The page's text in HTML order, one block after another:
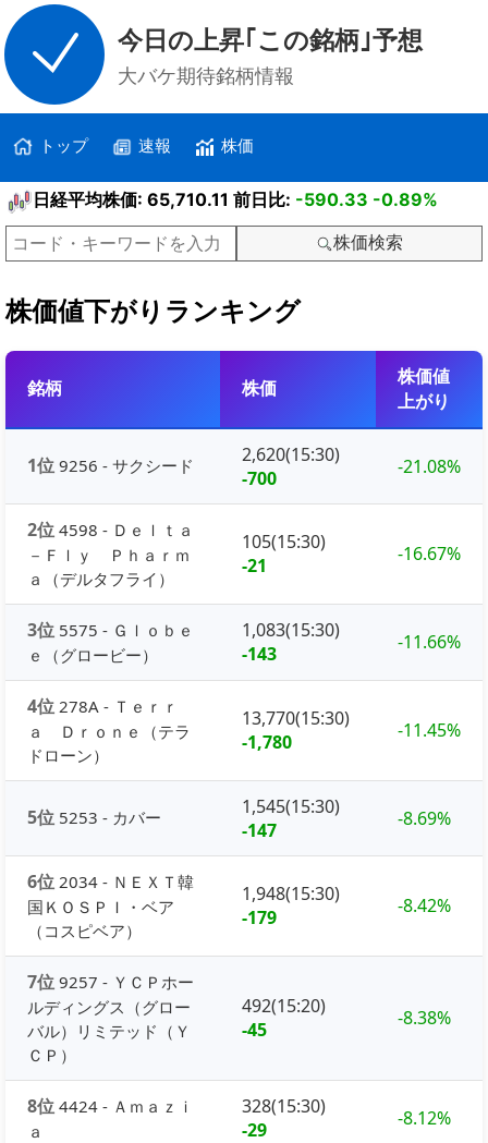
今日の上昇｢この銘柄｣予想
大バケ期待銘柄情報
トップ 速報 株価
日経平均株価: 65,710.11 前日比: -590.33 -0.89%
株価検索
株価値下がりランキング
銘柄 株価
株価値
上がり
1位 9256 - サクシード
2,620(15:30)
-700
-21.08%
2位 4598 - Ｄｅｌｔａ
－Ｆｌｙ Ｐｈａｒｍ
ａ（デルタフライ）
105(15:30)
-21
-16.67%
3位 5575 - Ｇｌｏｂｅ
ｅ（グロービー）
1,083(15:30)
-143
-11.66%
4位 278A - Ｔｅｒｒ
ａ Ｄｒｏｎｅ（テラ
ドローン）
13,770(15:30)
-1,780
-11.45%
5位 5253 - カバー
1,545(15:30)
-147
-8.69%
6位 2034 - ＮＥＸＴ韓
国ＫＯＳＰＩ・ベア
（コスピベア）
1,948(15:30)
-179
-8.42%
7位 9257 - ＹＣＰホー
ルディングス（グロー
バル）リミテッド（Ｙ
ＣＰ）
492(15:20)
-45
-8.38%
8位 4424 - Ａｍａｚｉ
ａ
328(15:30)
-29
-8.12%